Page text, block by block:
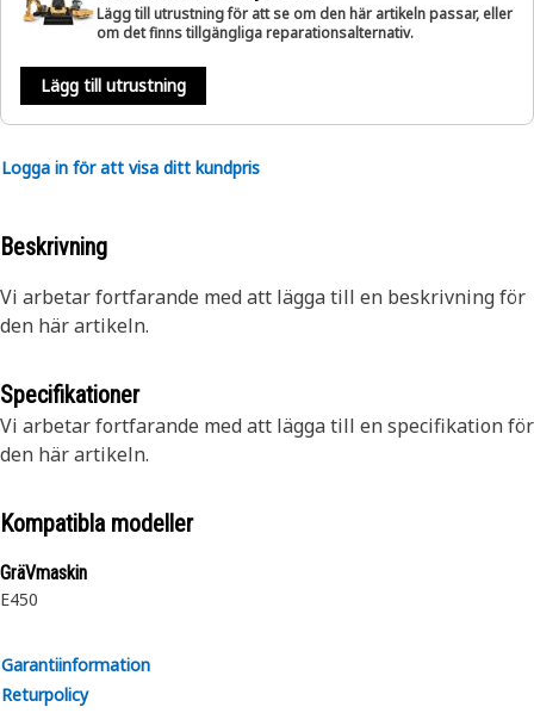
Lägg till utrustning för att se om den här artikeln passar, eller
om det finns tillgängliga reparationsalternativ.
Lägg till utrustning
Logga in för att visa ditt kundpris
Beskrivning
Vi arbetar fortfarande med att lägga till en beskrivning för
den här artikeln.
Specifikationer
Vi arbetar fortfarande med att lägga till en specifikation för
den här artikeln.
Kompatibla modeller
GräVmaskin
E450
Garantiinformation
Returpolicy